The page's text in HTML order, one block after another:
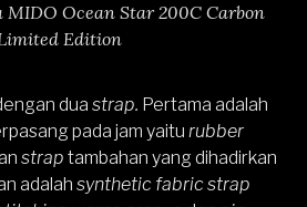
Ocean Star 200C Carbon
Edition
dua strap. Pertama adalah
pada jam yaitu rubber
strap tambahan yang dihadirkan
adalah synthetic fabric strap